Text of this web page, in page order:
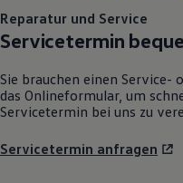
Reparatur und Service
Servicetermin
Sie brauchen einen Service-
das Onlineformular, um
Servicetermin bei uns zu
Servicetermin anfragen